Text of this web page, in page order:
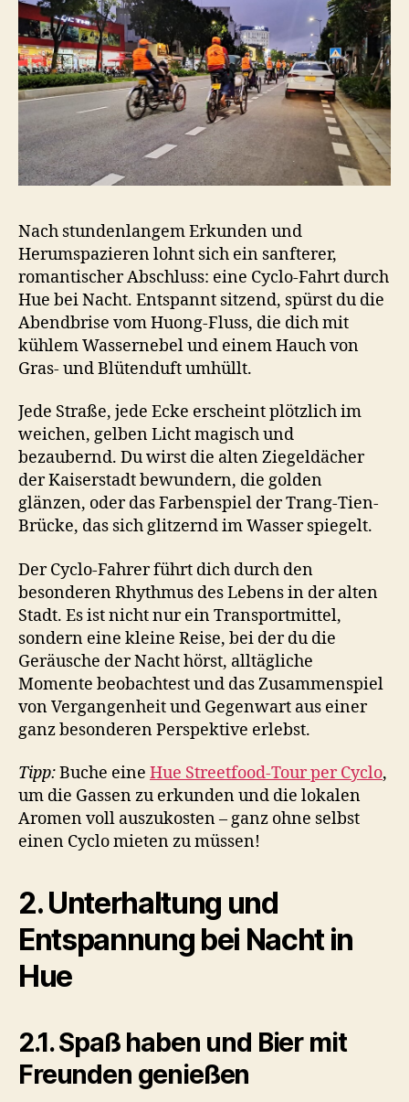
Nach stundenlangem Erkunden und
Herumspazieren lohnt sich ein sanfterer,
romantischer Abschluss: eine Cyclo-Fahrt durch
Hue bei Nacht. Entspannt sitzend, spürst du die
Abendbrise vom Huong-Fluss, die dich mit
kühlem Wassernebel und einem Hauch von
Gras- und Blütenduft umhüllt.
Jede Straße, jede Ecke erscheint plötzlich im
weichen, gelben Licht magisch und
bezaubernd. Du wirst die alten Ziegeldächer
der Kaiserstadt bewundern, die golden
glänzen, oder das Farbenspiel der Trang-Tien-
Brücke, das sich glitzernd im Wasser spiegelt.
Der Cyclo-Fahrer führt dich durch den
besonderen Rhythmus des Lebens in der alten
Stadt. Es ist nicht nur ein Transportmittel,
sondern eine kleine Reise, bei der du die
Geräusche der Nacht hörst, alltägliche
Momente beobachtest und das Zusammenspiel
von Vergangenheit und Gegenwart aus einer
ganz besonderen Perspektive erlebst.
Tipp:Buche eine Hue Streetfood-Tour per Cyclo,
um die Gassen zu erkunden und die lokalen
Aromen voll auszukosten – ganz ohne selbst
einen Cyclo mieten zu müssen!
2. Unterhaltung und
Entspannung bei Nacht in
Hue
2.1. Spaß haben und Bier mit
Freunden genießen